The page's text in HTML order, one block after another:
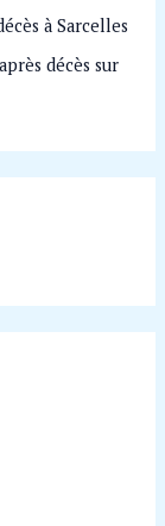
à Sarcelles
décès sur